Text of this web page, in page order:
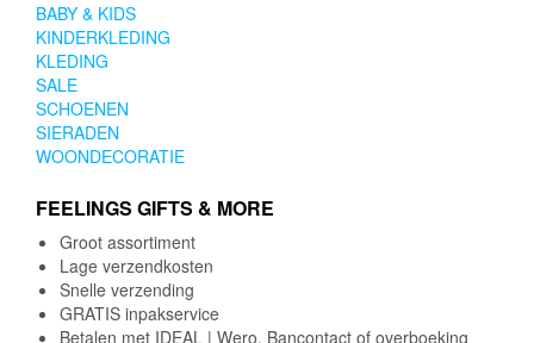
BABY & KIDS
KINDERKLEDING
KLEDING
SALE
SCHOENEN
SIERADEN
WOONDECORATIE
FEELINGS GIFTS & MORE
Groot assortiment
Lage verzendkosten
Snelle verzending
GRATIS inpakservice
Betalen met IDEAL | Wero, Bancontact of overboeking